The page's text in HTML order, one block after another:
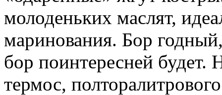
молоденьких маслят,
маринования. Бор
бор поинтересней будет.
термос,